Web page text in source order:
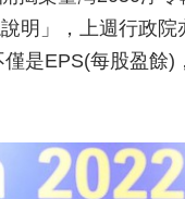
明」，上週行政院
是EPS(每股盈餘)